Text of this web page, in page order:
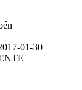
01-30